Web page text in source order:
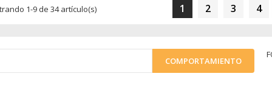
1-9 de 34 artículo(s) 1 2 3 4